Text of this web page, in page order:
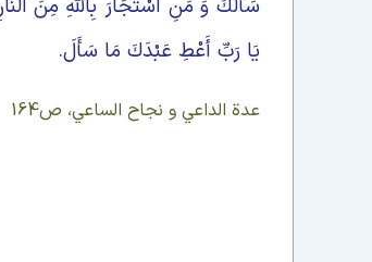
يَا رَبِّ أَعْطِ عَبْدَكَ مَا سَأَلَ.
عدة الداعي و نجاح الساعي، ص164